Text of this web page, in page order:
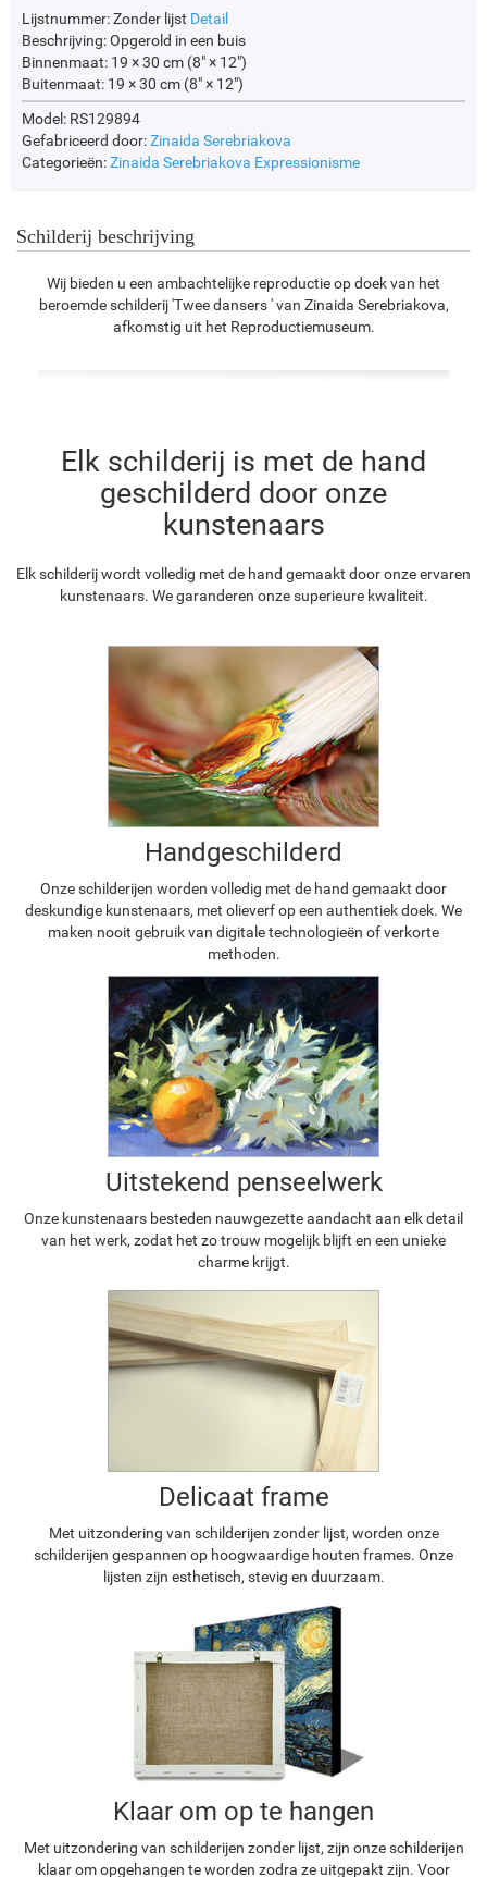
Lijstnummer:Zonder lijst Detail
Beschrijving:Opgerold in een buis
Binnenmaat: 19 × 30 cm (8" × 12")
Buitenmaat: 19 × 30 cm (8" × 12")
Model: RS129894
Gefabriceerd door:Zinaida Serebriakova
Categorieën:Zinaida Serebriakova Expressionisme
Schilderij beschrijving
Wij bieden u een ambachtelijke reproductie op doek van het
beroemde schilderij 'Twee dansers ' van Zinaida Serebriakova,
afkomstig uit het Reproductiemuseum.
Elk schilderij is met de hand
geschilderd door onze
kunstenaars
Elk schilderij wordt volledig met de hand gemaakt door onze ervaren
kunstenaars. We garanderen onze superieure kwaliteit.
Handgeschilderd
Onze schilderijen worden volledig met de hand gemaakt door
deskundige kunstenaars, met olieverf op een authentiek doek. We
maken nooit gebruik van digitale technologieën of verkorte
methoden.
Uitstekend penseelwerk
Onze kunstenaars besteden nauwgezette aandacht aan elk detail
van het werk, zodat het zo trouw mogelijk blijft en een unieke
charme krijgt.
Delicaat frame
Met uitzondering van schilderijen zonder lijst, worden onze
schilderijen gespannen op hoogwaardige houten frames. Onze
lijsten zijn esthetisch, stevig en duurzaam.
Klaar om op te hangen
Met uitzondering van schilderijen zonder lijst, zijn onze schilderijen
klaar om opgehangen te worden zodra ze uitgepakt zijn. Voor